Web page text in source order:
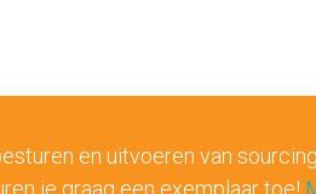
en uitvoeren van
je graag een exemplaar toe!